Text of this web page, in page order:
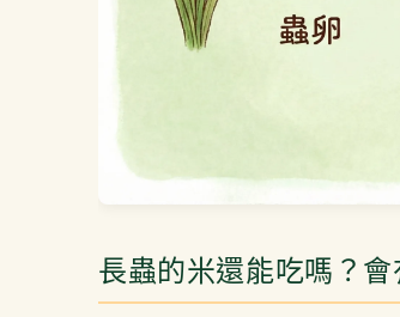
長蟲的米還能吃嗎？會